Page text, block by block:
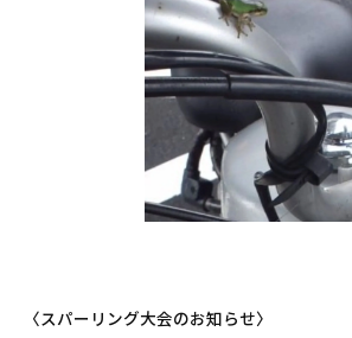
〈スパーリング大会のお知らせ〉